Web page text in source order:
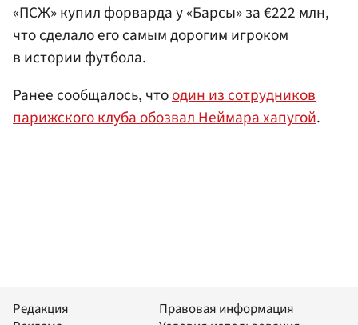
«ПСЖ» купил форварда у «Барсы» за €222 млн,
что сделало его самым дорогим игроком
в истории футбола.
Ранее сообщалось, чтоодин из сотрудников
парижского клуба обозвал Неймара хапугой.
Редакция
Правовая информация